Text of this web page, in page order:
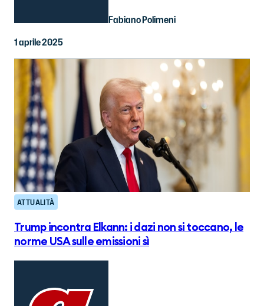
Fabiano Polimeni
1 aprile 2025
ATTUALITÀ
Trump incontra Elkann: i dazi non si toccano, le
norme USA sulle emissioni sì